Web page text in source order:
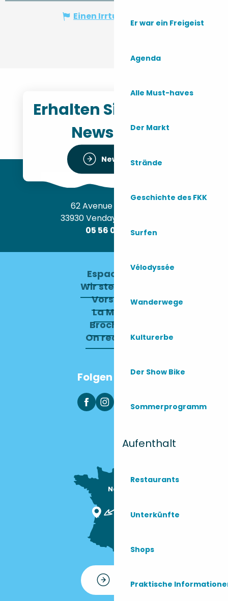
Er war ein Freigeist
Agenda
Alle Must-haves
Der Markt
Strände
Geschichte des FKK
Surfen
Vélodyssée
Wanderwege
Kulturerbe
Der Show Bike
Sommerprogramm
Aufenthalt
Restaurants
Unterkünfte
Shops
Praktische
Einen Irrtum angeben
Erhalten Sie unseren
Newsletter
Newsletter
62 Avenue de l’Océan
33930 Vendays-Montalivet
05 56 09 30 12
Espace pro
Wir stellen ein
Vorstand
La Mairie
Brochures
On recrute !
Folgen Sie uns
Nous sommes
Kontakt